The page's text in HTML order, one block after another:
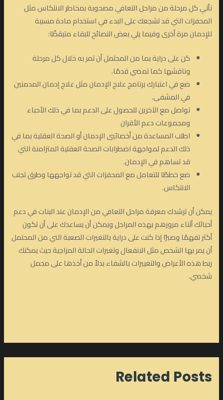
تأتي كل مرحلة من مراحل التعافي مصحوبة بمخاطر الانتكاس مثل
المحفزات التي قد تشجعك على البدء في استخدام مادة مسببة
للإدمان مرة أخرى وفيما يلي بعض النصائح للبقاء متيقظًا:
كن على دراية بما من المحتمل أن تمر به خلال كل مرحلة
وناقشها كما تمضي قدمًا.
ضع في اعتبارك برنامج علاج الإدمان مثل علاج إدمان المدمنين
في المشفى.
تواصل مع الآخرين للحصول على الدعم بما في ذلك الأحباء
ومجموعات دعم الأقران
اطلب المساعدة من أخصائيي الإدمان أو الصحة العقلية بما في
ذلك الدعم لمواجهة اضطرابات الصحة العقلية المتزامنة التي
قد تساهم في الإدمان.
ضع خططًا للتعامل مع المحفزات التي قد تواجهها وطرق تجنب
الانتكاس.
يمكن أن ترشدك معرفة مراحل التعافي من الإدمان عند البنات في دعم
أحبائك أثناء مرورهم بهذه المراحل ويمكن أن يساعدك على أن تكون
أكثر تفهمًا وصبرًا إذا كنت على دراية بالتغيرات الصعبة التي من المحتمل
أن يمر بها الشخص مثل الانفعال وتغيرات الحالة المزاجية حيث يمكنك
ربط هذه الأعراض والتغييرات بالشفاء بدلاً من أخذها على محمل
شخصي.
Related Posts